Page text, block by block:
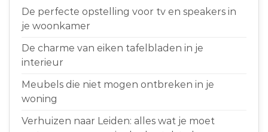
De perfecte opstelling voor tv en speakers in
je woonkamer
De charme van eiken tafelbladen in je
interieur
Meubels die niet mogen ontbreken in je
woning
Verhuizen naar Leiden: alles wat je moet